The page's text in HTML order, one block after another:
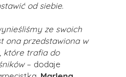
od siebie.
ze swoich
ona przedstawiona w
które trafia do
– dodaje